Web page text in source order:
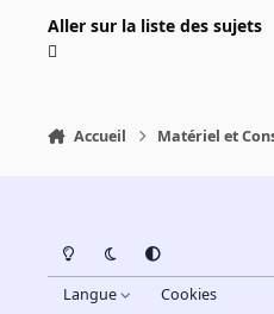
Aller sur la liste des sujets
Accueil Matériel et
Light ModeDark ModeSystem Preference
Langue Cookies